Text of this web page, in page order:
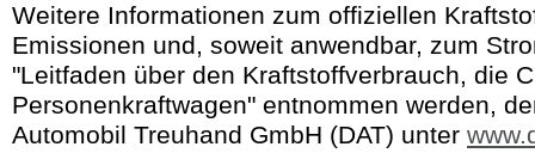
Weitere Informationen zum offiziellen
Emissionen und, soweit anwendbar, zum
"Leitfaden über den Kraftstoffverbrauch, die
Personenkraftwagen" entnommen werden,
Automobil Treuhand GmbH (DAT) unter